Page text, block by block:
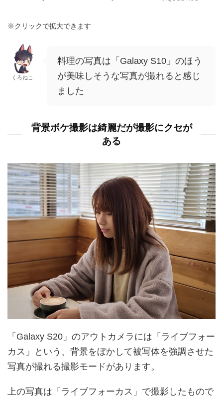
※クリックで拡大できます
くろねこ
料理の写真は「Galaxy S10」のほう
が美味しそうな写真が撮れると感じ
ました
背景ボケ撮影は綺麗だが撮影にクセが
ある
「Galaxy S20」のアウトカメラには「ライブフォー
カス」という、背景をぼかして被写体を強調させた
写真が撮れる撮影モードがあります。
上の写真は「ライブフォーカス」で撮影したもので